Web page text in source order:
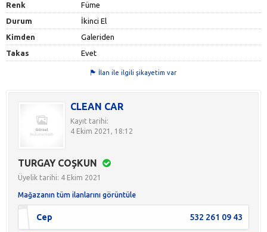
Renk
Füme
Durum
İkinci El
Kimden
Galeriden
Takas
Evet
İlan ile ilgili şikayetim var
CLEAN CAR
Kayıt tarihi:
4 Ekim 2021, 18:12
TURGAY COŞKUN
Üyelik tarihi: 4 Ekim 2021
Mağazanın tüm ilanlarını görüntüle
Cep 532 261 09 43